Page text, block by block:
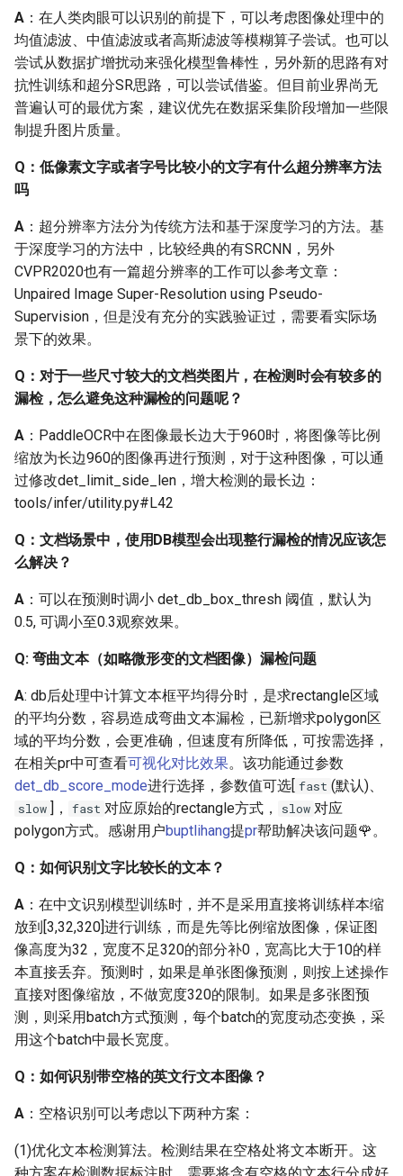
2. PaddleOCR实战问题
2.1 PaddleOCR repo
Q: PaddleOCR develop分
支和dygraph分支的区别？
别？
2.2 安装环境
Q：OSError： [WinError
126] 找不到指定的模块。
shapely import 问题
Q：PaddlePaddle怎么指
定GPU运行
os.environ["CUDA_VISIBLE_DEVICES"]
这种不生效
Q：PaddleOCR是否支持
在Windows或Mac系统上
2.3 数据量说明
Q：简单的对于精度要求
不高的OCR任务，数据集
需要准备多少张呢？
Q：请问PaddleOCR项目
中的中文超轻量和通用模
型用了哪些数据集？训练
多少样本，gpu什么配置，
跑了多少个epoch，大概
跑了多久？
Q：训练文字识别模型，
真实数据有30w，合成数
据有500w，需要做样本均
衡吗？
Q: 当训练数据量少时，如
何获取更多的数据？
2.4 数据标注与生成
Q: Style-Text 如何不文字
风格迁移，就像普通文本
生成程序一样默认字体直
A ：在人类肉眼可以识别的前提下，可以考虑图像处理中的
均值滤波、中值滤波或者高斯滤波等模糊算子尝试。也可以
尝试从数据扩增扰动来强化模型鲁棒性，另外新的思路有对
抗性训练和超分SR思路，可以尝试借鉴。但目前业界尚无
普遍认可的最优方案，建议优先在数据采集阶段增加一些限
制提升图片质量。
Q：低像素文字或者字号比较小的文字有什么超分辨率方法
吗
A ：超分辨率方法分为传统方法和基于深度学习的方法。基
于深度学习的方法中，比较经典的有SRCNN，另外
CVPR2020也有一篇超分辨率的工作可以参考文章：
Unpaired Image Super-Resolution using Pseudo-
Supervision，但是没有充分的实践验证过，需要看实际场
景下的效果。
Q：对于一些尺寸较大的文档类图片，在检测时会有较多的
漏检，怎么避免这种漏检的问题呢？
A ：PaddleOCR中在图像最长边大于960时，将图像等比例
缩放为长边960的图像再进行预测，对于这种图像，可以通
过修改det_limit_side_len，增大检测的最长边：
tools/infer/utility.py#L42
Q：文档场景中，使用DB模型会出现整行漏检的情况应该怎
么解决？
A ：可以在预测时调小 det_db_box_thresh 阈值，默认为
0.5, 可调小至0.3观察效果。
Q: 弯曲文本（如略微形变的文档图像）漏检问题
A: db后处理中计算文本框平均得分时，是求rectangle区域
的平均分数，容易造成弯曲文本漏检，已新增求polygon区
域的平均分数，会更准确，但速度有所降低，可按需选择，
在相关pr中可查看可视化对比效果。该功能通过参数
det_db_score_mode进行选择，参数值可选[ fast (默认)、
slow ]， fast 对应原始的rectangle方式， slow 对应
polygon方式。感谢用户buptlihang提pr帮助解决该问题🌹。
Q：如何识别文字比较长的文本？
A ：在中文识别模型训练时，并不是采用直接将训练样本缩
放到[3,32,320]进行训练，而是先等比例缩放图像，保证图
像高度为32，宽度不足320的部分补0，宽高比大于10的样
本直接丢弃。预测时，如果是单张图像预测，则按上述操作
直接对图像缩放，不做宽度320的限制。如果是多张图预
测，则采用batch方式预测，每个batch的宽度动态变换，采
用这个batch中最长宽度。
Q：如何识别带空格的英文行文本图像？
A ：空格识别可以考虑以下两种方案：
(1)优化文本检测算法。检测结果在空格处将文本断开。这